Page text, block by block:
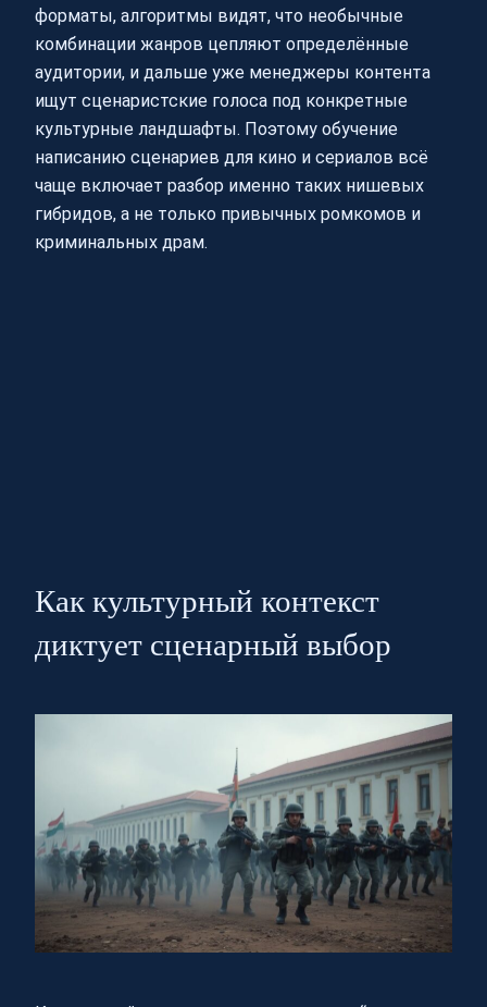
форматы, алгоритмы видят, что необычные
комбинации жанров цепляют определённые
аудитории, и дальше уже менеджеры контента
ищут сценаристские голоса под конкретные
культурные ландшафты. Поэтому обучение
написанию сценариев для кино и сериалов всё
чаще включает разбор именно таких нишевых
гибридов, а не только привычных ромкомов и
криминальных драм.
Как культурный контекст
диктует сценарный выбор